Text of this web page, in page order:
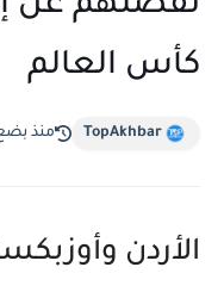
تفصلهم عن
كأس العالم
TopAkhbar منذ
الأردن